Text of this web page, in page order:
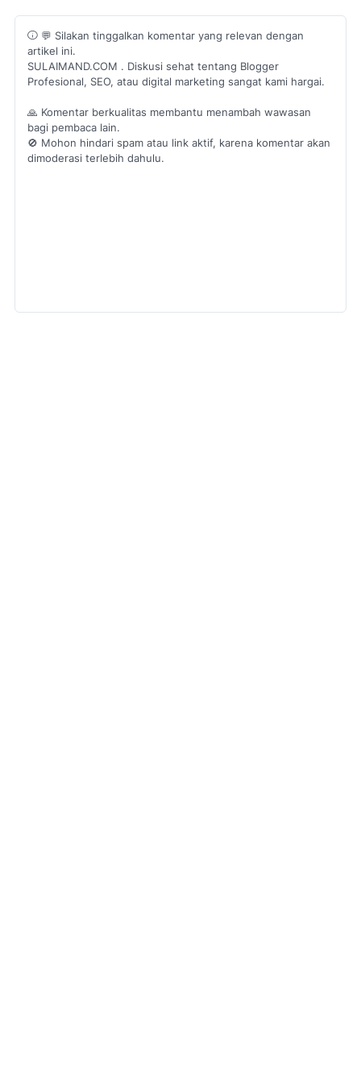
💬 Silakan tinggalkan komentar yang relevan dengan
artikel ini.
SULAIMAND.COM . Diskusi sehat tentang Blogger
Profesional, SEO, atau digital marketing sangat kami hargai.
🙏 Komentar berkualitas membantu menambah wawasan
bagi pembaca lain.
🚫 Mohon hindari spam atau link aktif, karena komentar akan
dimoderasi terlebih dahulu.